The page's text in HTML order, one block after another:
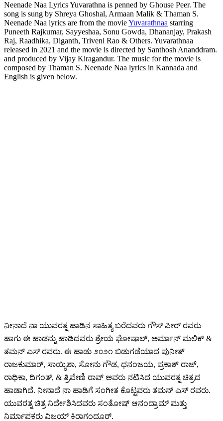
Neenade Naa Lyrics Yuvarathna is penned by Ghouse Peer. The
song is sung by Shreya Ghoshal, Armaan Malik & Thaman S.
Neenade Naa lyrics are from the movieYuvarathnaa starring
Puneeth Rajkumar, Sayyeshaa, Sonu Gowda, Dhananjay, Prakash
Raj, Raadhika, Diganth, Triveni Rao & Others. Yuvarathnaa
released in 2021 and the movie is directed by Santhosh Ananddram.
and produced by Vijay Kiragandur. The music for the movie is
composed by Thaman S. Neenade Naa lyrics in Kannada and
English is given below.
ನೀನಾದೆ ನಾ ಯುವರತ್ನ ಹಾಡಿನ ಸಾಹಿತ್ಯ ಬರೆದವರು ಗೌಸ್ ಪೀರ್ ರವರು
ಹಾಗು ಈ ಹಾಡನ್ನು ಹಾಡಿದವರು ಶ್ರೇಯ ಘೋಷಾಲ್, ಅರ್ಮಾನ್ ಮಲಿಕ್ &
ತಮನ್ ಎಸ್ ರವರು. ಈ ಹಾಡು ೨೦೨೧ ಬಿಡುಗಡೆಯಾದ ಪುನೀತ್
ರಾಜಕುಮಾರ್, ಸಾಯ್ಯಿಶಾ, ಸೋನು ಗೌಡ, ಧನಂಜಯ, ಪ್ರಕಾಶ್ ರಾಜ್,
ರಾಧಿಕಾ, ದಿಗಂತ್, & ತ್ರಿವೇಣಿ ರಾವ್ ಅವರು ನಟಿಸಿದ ಯುವರತ್ನ ಚಿತ್ರದ
ಹಾಡಾಗಿದೆ. ನೀನಾದೆ ನಾ ಹಾಡಿಗೆ ಸಂಗೀತ ಕೊಟ್ಟವರು ತಮನ್ ಎಸ್ ರವರು.
ಯುವರತ್ನ ಚಿತ್ರ ನಿರ್ದೇಶಿಸಿದವರು ಸಂತೋಷ್ ಆನಂದ್ರಾಮ್ ಮತ್ತು
ನಿರ್ಮಾಪಕರು ವಿಜಯ್ ಕಿರಾಗಂದೂರ್.